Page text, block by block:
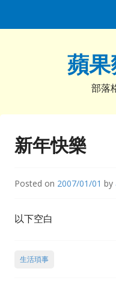
蘋
部落
新年快樂
Posted on 2007/01/01 by
以下空白
生活瑣事